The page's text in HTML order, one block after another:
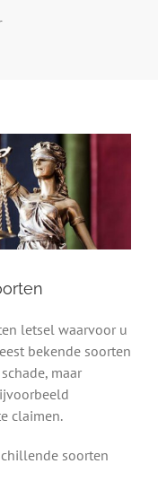
letsel waarvoor u
bekende soorten
maar
claimen.
soorten